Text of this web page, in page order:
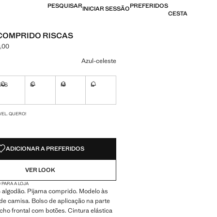
PESQUISARINICIAR SESSÃOPREFERIDOS
CESTA
RISCAS
69 990,00 ]
cor
Azul-celeste
XS S M L
QUERO!
ADICIONAR A PREFERIDOS
VER LOOK
PARA A LOJA
algodão. Pijama comprido. Modelo às
camisa. Bolso de aplicação na parte
frontal com botões. Cintura elástica